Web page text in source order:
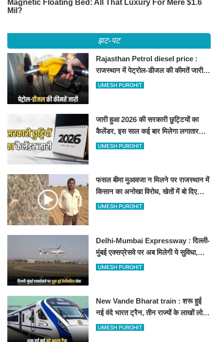
झट-पट
Rajasthan Petrol diesel price :
राजस्थान में पेट्रोल-डीजल की कीमतें जारी,
जानिए बीकानेर समेत पुरे प्रदेश में नए रेट
UMESH PUROHIT
जारी हुआ 2026 की सरकारी छुट्टियों का
कैलेंडर, इस साल कई बार मिलेगा लगातार
अवकाश, देखें
UMESH PUROHIT
फसल बीमा मुआवजा न मिलने पर राजस्थान में
किसान का अनोखा विरोध, खेतों में बो दिए
500-500 रुपए के नोट, वीडियो वायरल
UMESH PUROHIT
Delhi-Mumbai Expressway : दिल्ली-
मुंबई एक्सप्रेसवे पर अब मिलेगी ये सुविधा,
हेलीकॉप्टर सर्विस से तुरंत घायल पहुंचेगा
UMESH PUROHIT
New Vande Bharat train : शरू हुई
नई वंदे भारत ट्रैन, तीन राज्यों के लाखों लोगों
का सफर होगा आसान, देखें पूरा रूटमैप
UMESH PUROHIT